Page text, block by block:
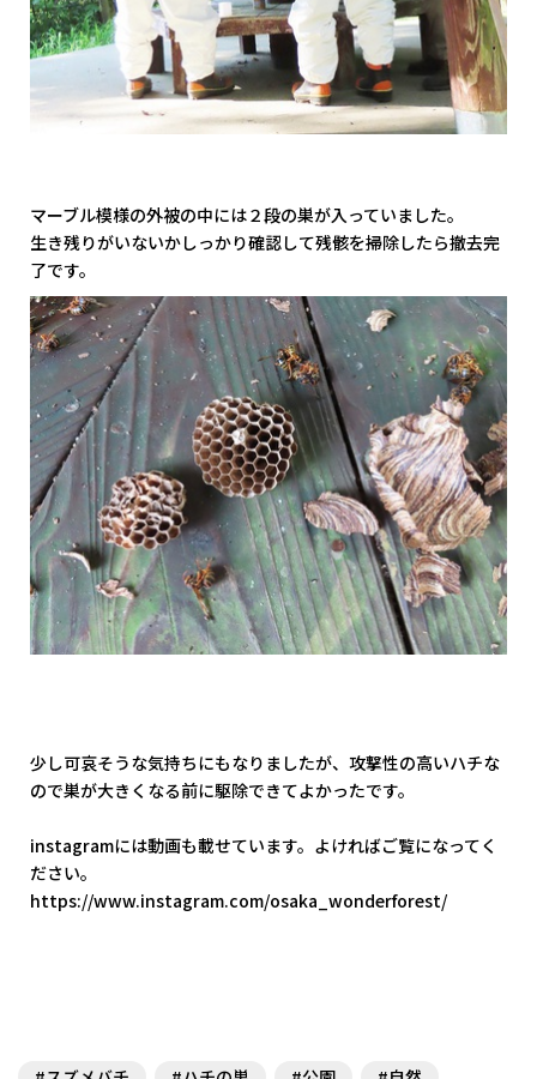
マーブル模様の外被の中には２段の巣が入っていました。
生き残りがいないかしっかり確認して残骸を掃除したら撤去完
了です。
少し可哀そうな気持ちにもなりましたが、攻撃性の高いハチな
ので巣が大きくなる前に駆除できてよかったです。
instagramには動画も載せています。よければご覧になってく
ださい。
https://www.instagram.com/osaka_wonderforest/